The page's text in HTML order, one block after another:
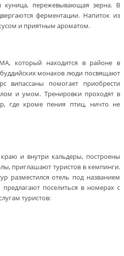
куница, пережевывающая зерна. В
ферментации. Напиток из
и приятным ароматом.
который находится в районе в
монахов люди посвящают
випассаны помогает приобрести
и умом. Тренировки проходят в
где кроме пения птиц, ничто не
и внутри кальдеры, построены
приглашают туристов в кемпинги.
разместился отель под названием
предлагают поселиться в номерах с
туристов: